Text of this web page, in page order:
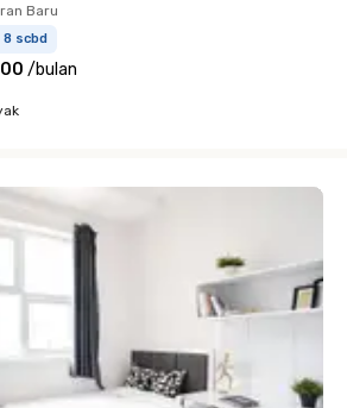
Baru
scbd
/bulan